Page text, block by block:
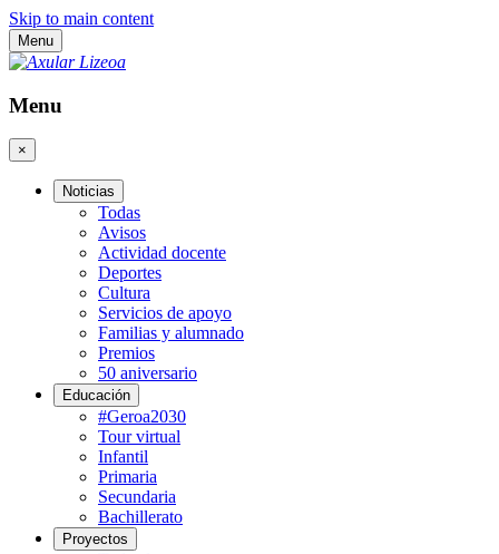
Skip to main content
Menu
Menu
×
Noticias
Todas
Avisos
Actividad docente
Deportes
Cultura
Servicios de apoyo
Familias y alumnado
Premios
50 aniversario
Educación
#Geroa2030
Tour virtual
Infantil
Primaria
Secundaria
Bachillerato
Proyectos